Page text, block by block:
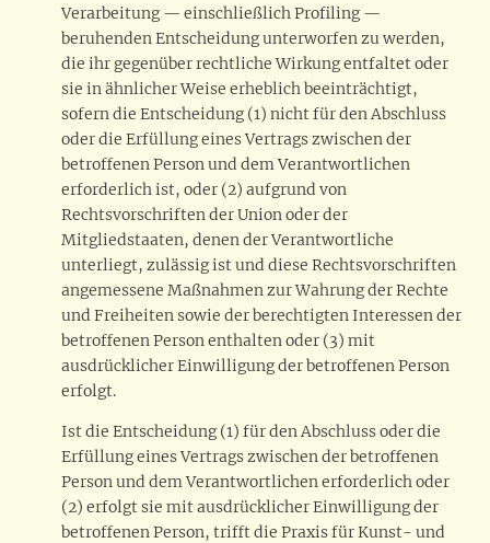
Verarbeitung — einschließlich Profiling —
beruhenden Entscheidung unterworfen zu werden,
die ihr gegenüber rechtliche Wirkung entfaltet oder
sie in ähnlicher Weise erheblich beeinträchtigt,
sofern die Entscheidung (1) nicht für den Abschluss
oder die Erfüllung eines Vertrags zwischen der
betroffenen Person und dem Verantwortlichen
erforderlich ist, oder (2) aufgrund von
Rechtsvorschriften der Union oder der
Mitgliedstaaten, denen der Verantwortliche
unterliegt, zulässig ist und diese Rechtsvorschriften
angemessene Maßnahmen zur Wahrung der Rechte
und Freiheiten sowie der berechtigten Interessen der
betroffenen Person enthalten oder (3) mit
ausdrücklicher Einwilligung der betroffenen Person
erfolgt.
Ist die Entscheidung (1) für den Abschluss oder die
Erfüllung eines Vertrags zwischen der betroffenen
Person und dem Verantwortlichen erforderlich oder
(2) erfolgt sie mit ausdrücklicher Einwilligung der
betroffenen Person, trifft die Praxis für Kunst- und